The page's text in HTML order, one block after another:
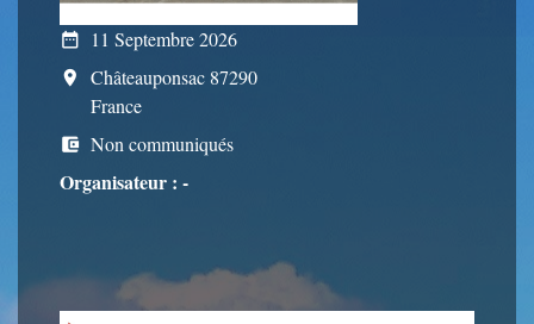
date_range 11 Septembre 2026
room
Châteauponsac 87290
France
account_balance_wallet Non communiqués
Organisateur : -